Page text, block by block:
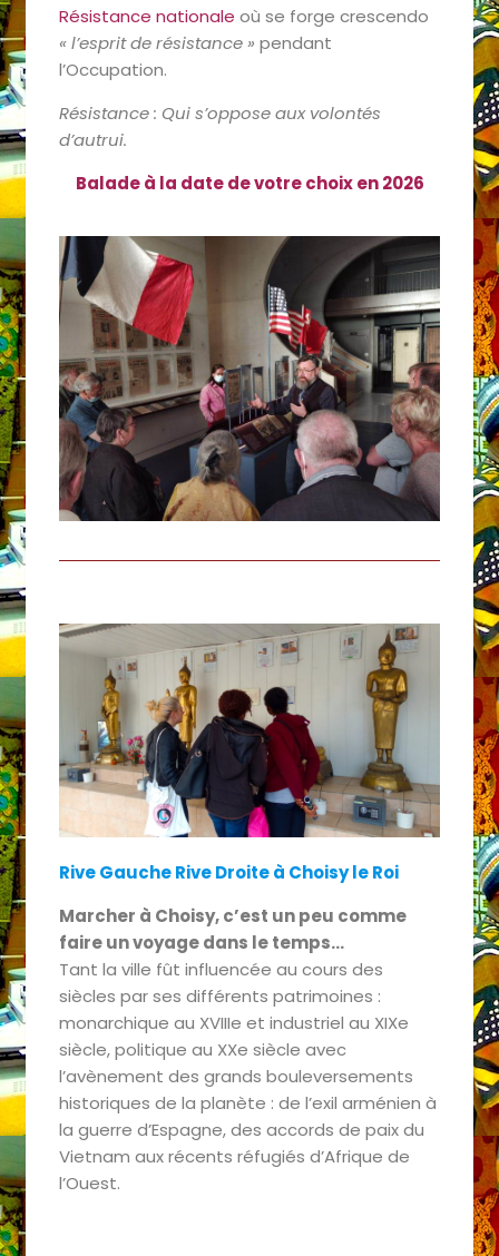
Résistance nationale où se forge crescendo
« l’esprit de résistance » pendant
l’Occupation.
Résistance : Qui s’oppose aux volontés
d’autrui.
Balade à la date de votre choix en 2026
Rive Gauche Rive Droite à Choisy le Roi
Marcher à Choisy, c’est un peu comme
faire un voyage dans le temps…
Tant la ville fût influencée au cours des
siècles par ses différents patrimoines :
monarchique au XVIIIe et industriel au XIXe
siècle, politique au XXe siècle avec
l’avènement des grands bouleversements
historiques de la planète : de l’exil arménien à
la guerre d’Espagne, des accords de paix du
Vietnam aux récents réfugiés d’Afrique de
l’Ouest.